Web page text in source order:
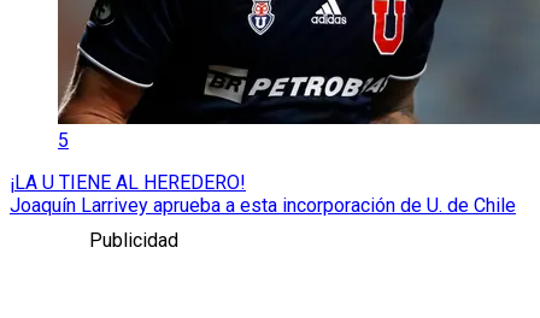
5
¡LA U TIENE AL HEREDERO!
Joaquín Larrivey aprueba a esta incorporación de U. de Chile
Publicidad